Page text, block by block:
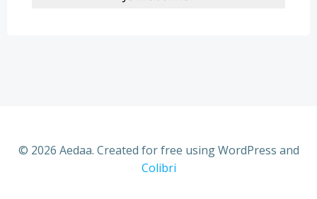
© 2026 Aedaa. Created for free using WordPress and
Colibri